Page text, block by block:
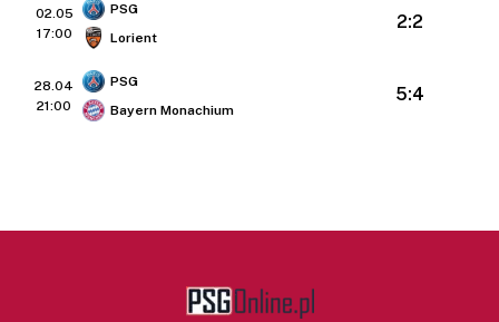
02.05
17:00
PSG
Lorient
2:2
28.04
21:00
PSG
Bayern Monachium
5:4